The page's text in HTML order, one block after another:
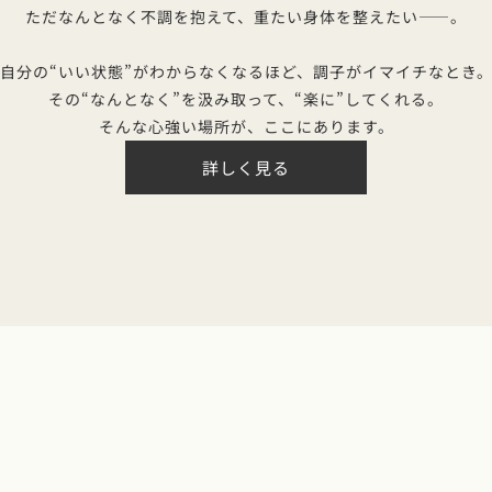
ただなんとなく不調を抱えて、 重たい身体を整えたい——。
自分の“いい状態”がわからなくなるほど、 調子がイマイチなとき。
その“なんとなく”を汲み取って、 “楽に”してくれる。
そんな心強い場所が、ここにあります。
詳しく見る